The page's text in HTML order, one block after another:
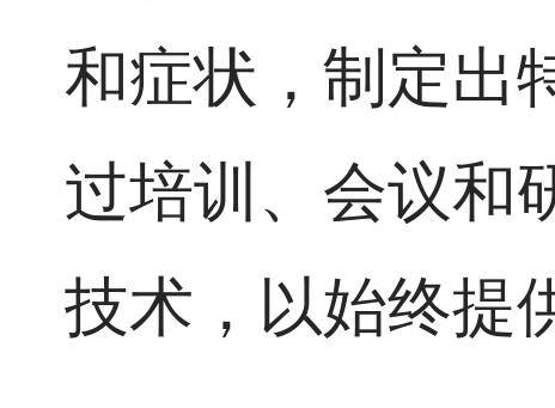
和症状，制定出
过培训、会议和
技术，以始终提